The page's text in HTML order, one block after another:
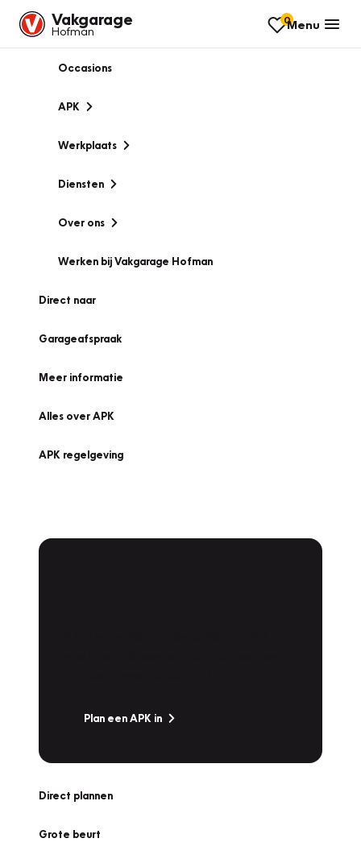
Vakgarage
Hofman
0Menu
Occasions
APK
Werkplaats
Diensten
Over ons
Werken bij Vakgarage Hofman
Direct naar
Garageafspraak
Meer informatie
Alles over APK
APK regelgeving
Plan een APK in
Direct plannen
Grote beurt